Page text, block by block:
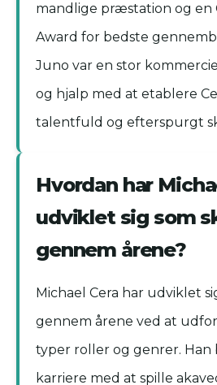
mandlige præstation og en
Award for bedste
Juno var en stor
og hjalp med at etablere
talentfuld og efterspurgt
Hvordan har
udviklet sig som
gennem årene?
Michael Cera har udviklet
gennem årene ved at
typer roller og genrer. Han
karriere med at spille